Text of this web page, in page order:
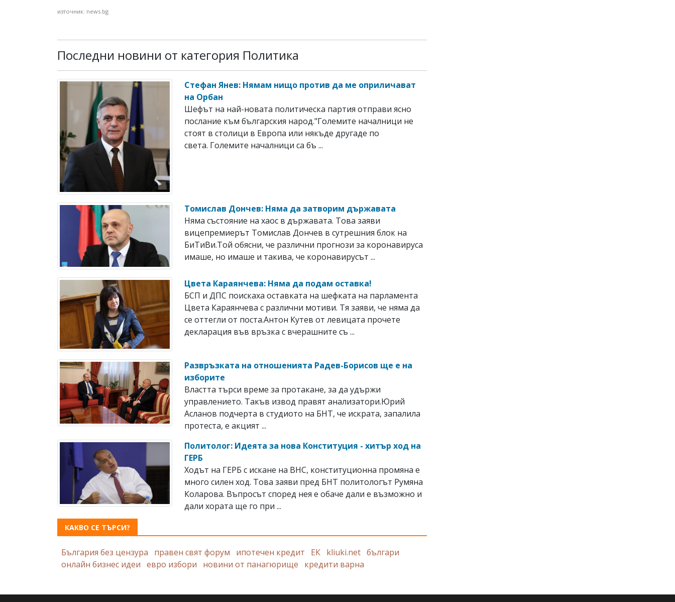
източник: news.bg
Последни новини от категория Политика
Стефан Янев: Нямам нищо против да ме оприличават
на Орбан
Шефът на най-новата политическа партия отправи ясно
послание към българския народ."Големите началници не
стоят в столици в Европа или някъде другаде по
света. Големите началници са бъ ...
Томислав Дончев: Няма да затворим държавата
Няма състояние на хаос в държавата. Toва заяви
вицепремиерът Томислав Дончев в сутрешния блок на
БиТиВи.Той обясни, че различни прогнози за коронавируса
имаше, но имаше и такива, че коронавирусът ...
Цвета Караянчева: Няма да подам оставка!
БСП и ДПС поискаха оставката на шефката на парламента
Цвета Караянчева с различни мотиви. Тя заяви, че няма да
се оттегли от поста.Антон Кутев от левицата прочете
декларация във връзка с вчерашните съ ...
Развръзката на отношенията Радев-Борисов ще е на
изборите
Властта търси време за протакане, за да удържи
управлението. Такъв извод правят анализатори.Юрий
Асланов подчерта в студиото на БНТ, че искрата, запалила
протеста, е акцият ...
Политолог: Идеята за нова Конституция - хитър ход на
ГЕРБ
Ходът на ГЕРБ с искане на ВНС, конституционна промяна е
много силен ход. Това заяви пред БНТ политологът Румяна
Коларова. Въпросът според нея е обаче дали е възможно и
дали хората ще го при ...
КАКВО СЕ ТЪРСИ?
България без цензура правен свят форум ипотечен кредит ЕК kliuki.net българи
онлайн бизнес идеи евро избори новини от панагюрище кредити варна